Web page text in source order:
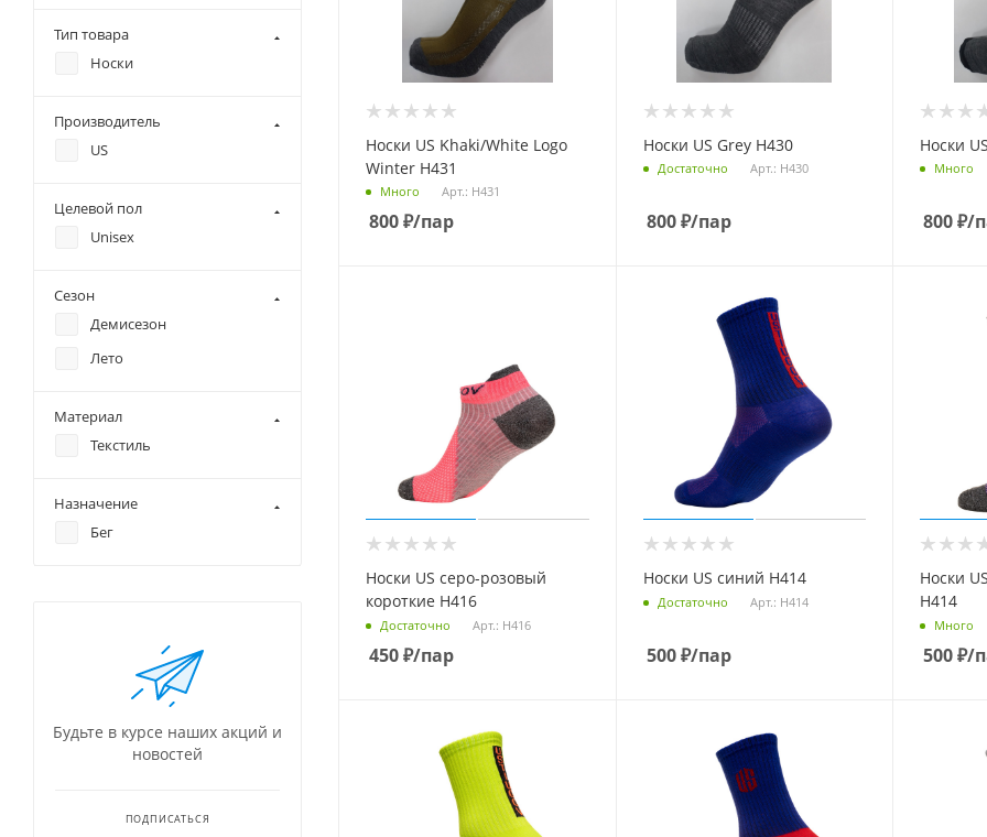
Носки US Khaki/White Logo
Winter Н431
Много Арт.: Н431
800₽/пар
Носки US Grey Н430
Достаточно Арт.: Н430
800₽/пар
Носки
Много
800₽/
Носки US серо-розовый
короткие Н416
Достаточно Арт.: Н416
450₽/пар
Носки US синий Н414
Достаточно Арт.: Н414
500₽/пар
Носки
Н414
Много
500₽/
Тип товара
Носки
Производитель
US
Целевой пол
Unisex
Сезон
Демисезон
Лето
Материал
Текстиль
Назначение
Бег
Будьте в курсе наших акций и
новостей
ПОДПИСАТЬСЯ